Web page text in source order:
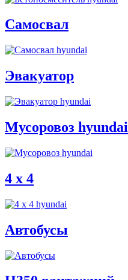
Самосвал
Эвакуатор
Мусоровоз hyundai
4 x 4
Автобусы